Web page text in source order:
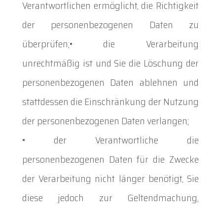
Verantwortlichen ermöglicht, die Richtigkeit
der personenbezogenen Daten zu
überprüfen;• die Verarbeitung
unrechtmäßig ist und Sie die Löschung der
personenbezogenen Daten ablehnen und
stattdessen die Einschränkung der Nutzung
der personenbezogenen Daten verlangen;
• der Verantwortliche die
personenbezogenen Daten für die Zwecke
der Verarbeitung nicht länger benötigt, Sie
diese jedoch zur Geltendmachung,